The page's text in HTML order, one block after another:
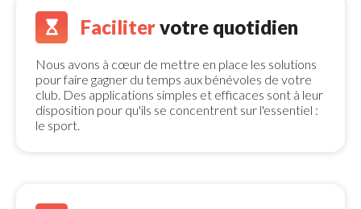
Facilitervotre quotidien
Nous avons à cœur de mettre en place les solutions
pour faire gagner du temps aux bénévoles de votre
club. Des applications simples et efficaces sont à leur
disposition pour qu'ils se concentrent sur l'essentiel :
le sport.